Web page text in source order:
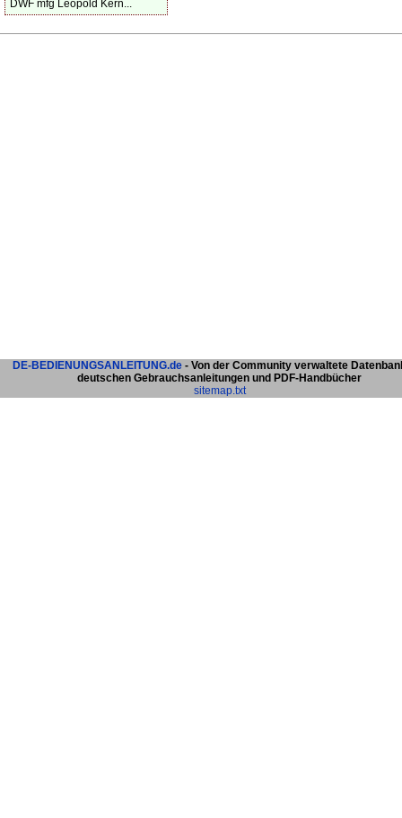
DWF mfg Leopold Kern...
DE-BEDIENUNGSANLEITUNG.de - Von der Community verwaltete
deutschen Gebrauchsanleitungen und PDF-Handbücher
sitemap.txt